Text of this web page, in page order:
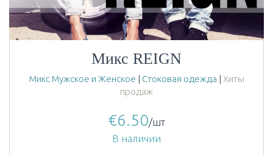
Микс REIGN
Микс Мужское и Женское | Стоковая одежда | Хиты
продаж
€6.50/шт
В наличии